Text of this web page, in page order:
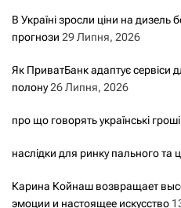
В Україні зросли ціни на дизель
прогнози 29 Липня, 2026
Як ПриватБанк адаптує сервіси
полону26 Липня, 2026
про що говорять українські гроші
наслідки для ринку пального та
Карина Койнаш возвращает
эмоции и настоящее искусство